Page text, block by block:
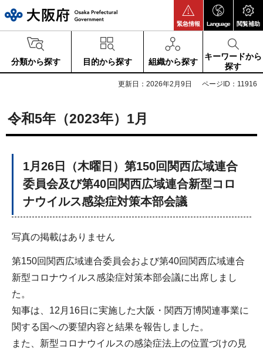
緊急情報 Language 閲覧補助
分類から探す 目的から探す 組織から探す
キーワードから
探す
更新日：2026年2月9日 ページID：11916
令和5年（2023年）1月
1月26日（木曜日）第150回関西広域連合
委員会及び第40回関西広域連合新型コロ
ナウイルス感染症対策本部会議
写真の掲載はありません
第150回関西広域連合委員会および第40回関西広域連合
新型コロナウイルス感染症対策本部会議に出席しまし
た。
知事は、12月16日に実施した大阪・関西万博関連事業に
関する国への要望内容と結果を報告しました。
また、新型コロナウイルスの感染症法上の位置づけの見